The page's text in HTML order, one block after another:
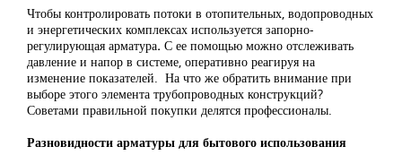
Чтобы контролировать потоки в отопительных, водопроводных
и энергетических комплексах используется запорно-
регулирующая арматура. С ее помощью можно отслеживать
давление и напор в системе, оперативно реагируя на
изменение показателей. На что же обратить внимание при
выборе этого элемента трубопроводных конструкций?
Советами правильной покупки делятся профессионалы.
Разновидности арматуры для бытового использования